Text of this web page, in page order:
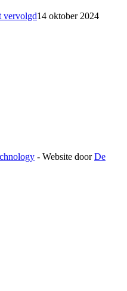
vervolgd14 oktober 2024
- Website doorDe